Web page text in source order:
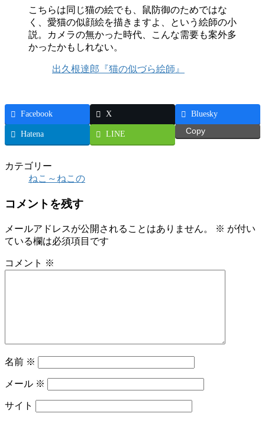
こちらは同じ猫の絵でも、鼠防御のためではな
く、愛猫の似顔絵を描きますよ、という絵師の小
説。カメラの無かった時代、こんな需要も案外多
かったかもしれない。
出久根達郎『猫の似づら絵師』
Facebook X Bluesky
Hatena LINE Copy
カテゴリー
ねこ～ねこの
コメントを残す
メールアドレスが公開されることはありません。 ※ が付い
ている欄は必須項目です
コメント ※
名前 ※
メール ※
サイト